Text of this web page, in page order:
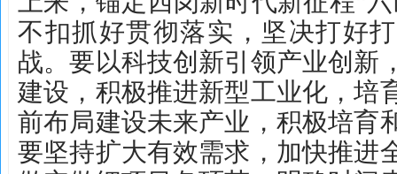
不扣抓好贯彻落实，坚决打好
战。要以科技创新引领产业创新
建设，积极推进新型工业化，培
前布局建设未来产业，积极培育
要坚持扩大有效需求，加快推进